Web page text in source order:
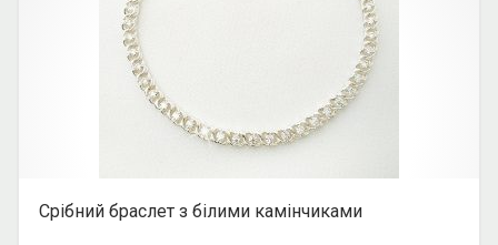
Срібний браслет з білими камінчиками